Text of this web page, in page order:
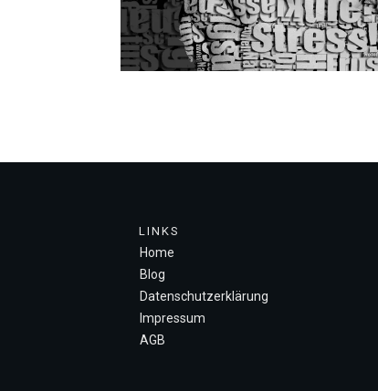
LINKS
Home
Blog
Datenschutzerklärung
Impressum
AGB